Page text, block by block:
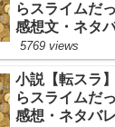
らスライムだ
感想文・ネタ
5769 views
小説【転スラ
らスライムだ
感想・ネタバレ